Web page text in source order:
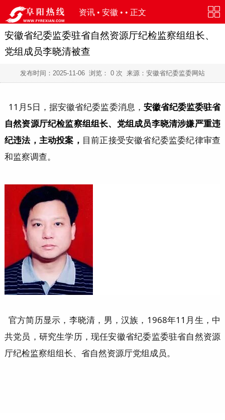
资讯 • 安徽 • • 正文
安徽省纪委监委驻省自然资源厅纪检监察组组长、
党组成员李晓清被查
发布时间： 2025-11-06 浏览： 0 次 来源：安徽省纪委监委网站
11月5日，据安徽省纪委监委消息， 安徽省纪委监委驻省
自然资源厅纪检监察组组长、党组成员李晓清涉嫌严重违
纪违法，主动投案， 目前正接受安徽省纪委监委纪律审查
和监察调查。
官方简历显示， 李晓清，男，汉族，1968年11月生，中
共党员，研究生学历，现任安徽省纪委监委驻省自然资源
厅纪检监察组组长、省自然资源厅党组成员。